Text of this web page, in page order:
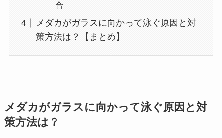
合
メダカがガラスに向かって泳ぐ原因と対
策方法は？【まとめ】
メダカがガラスに向かって泳ぐ原因と対
策方法は？